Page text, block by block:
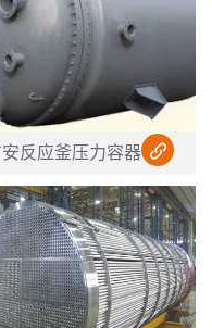
安反应釜压力容器